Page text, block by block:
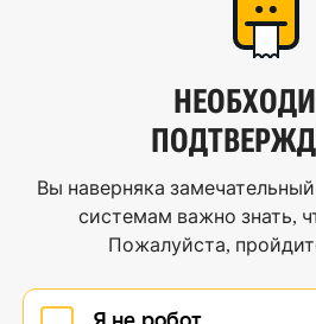
Вы наверняка
системам важно знать,
Пожалуйста,